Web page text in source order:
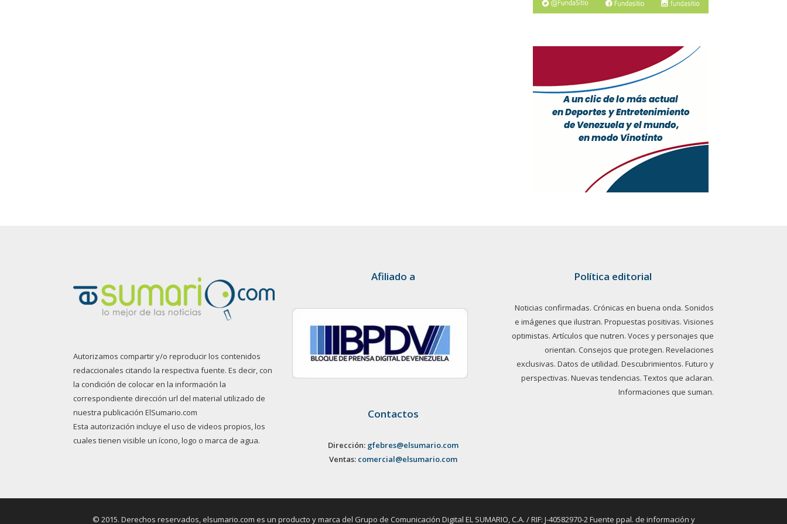
Autorizamos compartir y/o reproducir los contenidos
redaccionales citando la respectiva fuente. Es decir, con
la condición de colocar en la información la
correspondiente dirección url del material utilizado de
nuestra publicación ElSumario.com
Esta autorización incluye el uso de videos propios, los
cuales tienen visible un ícono, logo o marca de agua.
Afiliado a
Contactos
Dirección: gfebres@elsumario.com
Ventas: comercial@elsumario.com
Política editorial
Noticias confirmadas. Crónicas en buena onda. Sonidos
e imágenes que ilustran. Propuestas positivas. Visiones
optimistas. Artículos que nutren. Voces y personajes que
orientan. Consejos que protegen. Revelaciones
exclusivas. Datos de utilidad. Descubrimientos. Futuro y
perspectivas. Nuevas tendencias. Textos que aclaran.
Informaciones que suman.
© 2015. Derechos reservados, elsumario.com es un producto y marca del Grupo de Comunicación Digital EL SUMARIO, C.A. / RIF: J-40582970-2 Fuente ppal. de información y